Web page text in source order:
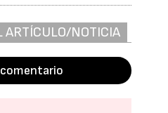
ARTÍCULO/NOTICIA